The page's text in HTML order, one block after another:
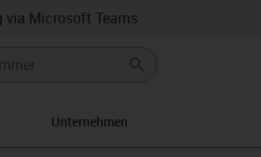
via Microsoft Teams
Unternehmen